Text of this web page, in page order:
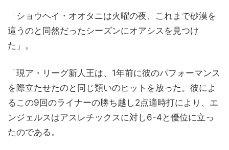
「ショウヘイ・オオタニは火曜の夜、これまで砂漠を
這うのと同然だったシーズンにオアシスを見つけ
た」。
「現ア・リーグ新人王は、1年前に彼のパフォーマンス
を際立たせたのと同じ類いのヒットを放った。彼によ
るこの9回のライナーの勝ち越し2点適時打により、エ
ンジェルスはアスレチックスに対し6-4と優位に立っ
たのである。